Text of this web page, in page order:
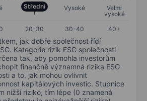
Střední Vysoké
Velmi
vysoké
20-30 30-40 40+
jak dobře společnost řídí
Kategorie rizik ESG společnosti
tak, aby pomohla investorům
finančně významná rizika ESG
a to, jak mohou ovlivnit
kapitálových investic. Stupnice
nižší riziko, tím lépe (0 znamená